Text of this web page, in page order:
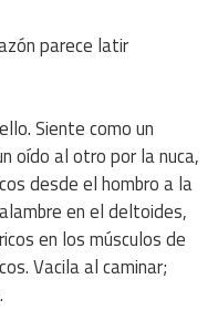
parece latir
Siente como un
oído al otro por la nuca,
desde el hombro a la
en el deltoides,
en los músculos de
Vacila al caminar;